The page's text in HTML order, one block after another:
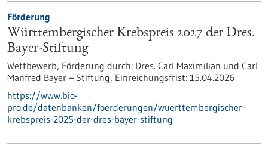
Förderung
Württembergischer Krebspreis 2027 der Dres.
Bayer-Stiftung
Wettbewerb, Förderung durch: Dres. Carl Maximilian und Carl
Manfred Bayer – Stiftung, Einreichungsfrist: 15.04.2026
https://www.bio-
pro.de/datenbanken/foerderungen/wuerttembergischer-
krebspreis-2025-der-dres-bayer-stiftung